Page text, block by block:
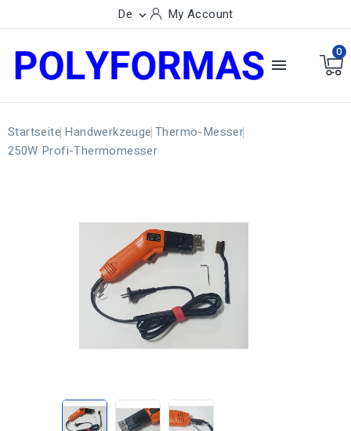
De  My Account

0
Startseite Handwerkzeuge Thermo-Messer
250W Profi-Thermomesser